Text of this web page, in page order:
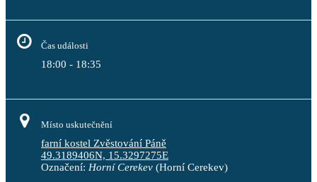
Čas události
18:00 - 18:35
Místo uskutečnění
farní kostel Zvěstování Páně
49.3189406N, 15.3297275E
Označení: Horní Cerekev (Horní Cerekev)